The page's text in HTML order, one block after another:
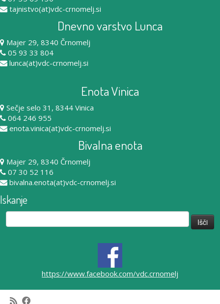
tajnistvo(at)vdc-crnomelj.si
Dnevno varstvo Lunca
Majer 29, 8340 Črnomelj
05 93 33 804
lunca(at)vdc-crnomelj.si
Enota Vinica
Sečje selo 31, 8344 Vinica
064 246 955
enota.vinica(at)vdc-crnomelj.si
Bivalna enota
Majer 29, 8340 Črnomelj
07 30 52 116
bivalna.enota(at)vdc-crnomelj.si
Iskanje
Išči:
https://www.facebook.com/vdc.crnomelj